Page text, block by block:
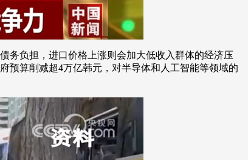
务负担，进口价格上涨则会加大低收入群体的经济压
预算削减超4万亿韩元，对半导体和人工智能等领域的